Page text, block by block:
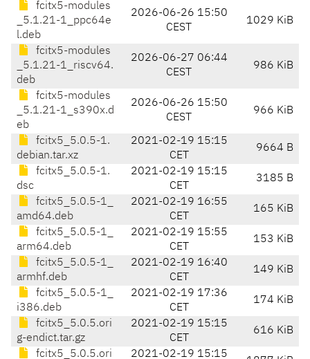
fcitx5-modules
_5.1.21-1_ppc64e
l.deb
2026-06-26 15:50
CEST
1029 KiB
fcitx5-modules
_5.1.21-1_riscv64.
deb
2026-06-27 06:44
CEST
986 KiB
fcitx5-modules
_5.1.21-1_s390x.d
eb
2026-06-26 15:50
CEST
966 KiB
fcitx5_5.0.5-1.
debian.tar.xz
2021-02-19 15:15
CET
9664 B
fcitx5_5.0.5-1.
dsc
2021-02-19 15:15
CET
3185 B
fcitx5_5.0.5-1_
amd64.deb
2021-02-19 16:55
CET
165 KiB
fcitx5_5.0.5-1_
arm64.deb
2021-02-19 15:55
CET
153 KiB
fcitx5_5.0.5-1_
armhf.deb
2021-02-19 16:40
CET
149 KiB
fcitx5_5.0.5-1_
i386.deb
2021-02-19 17:36
CET
174 KiB
fcitx5_5.0.5.ori
g-endict.tar.gz
2021-02-19 15:15
CET
616 KiB
fcitx5_5.0.5.ori 2021-02-19 15:15